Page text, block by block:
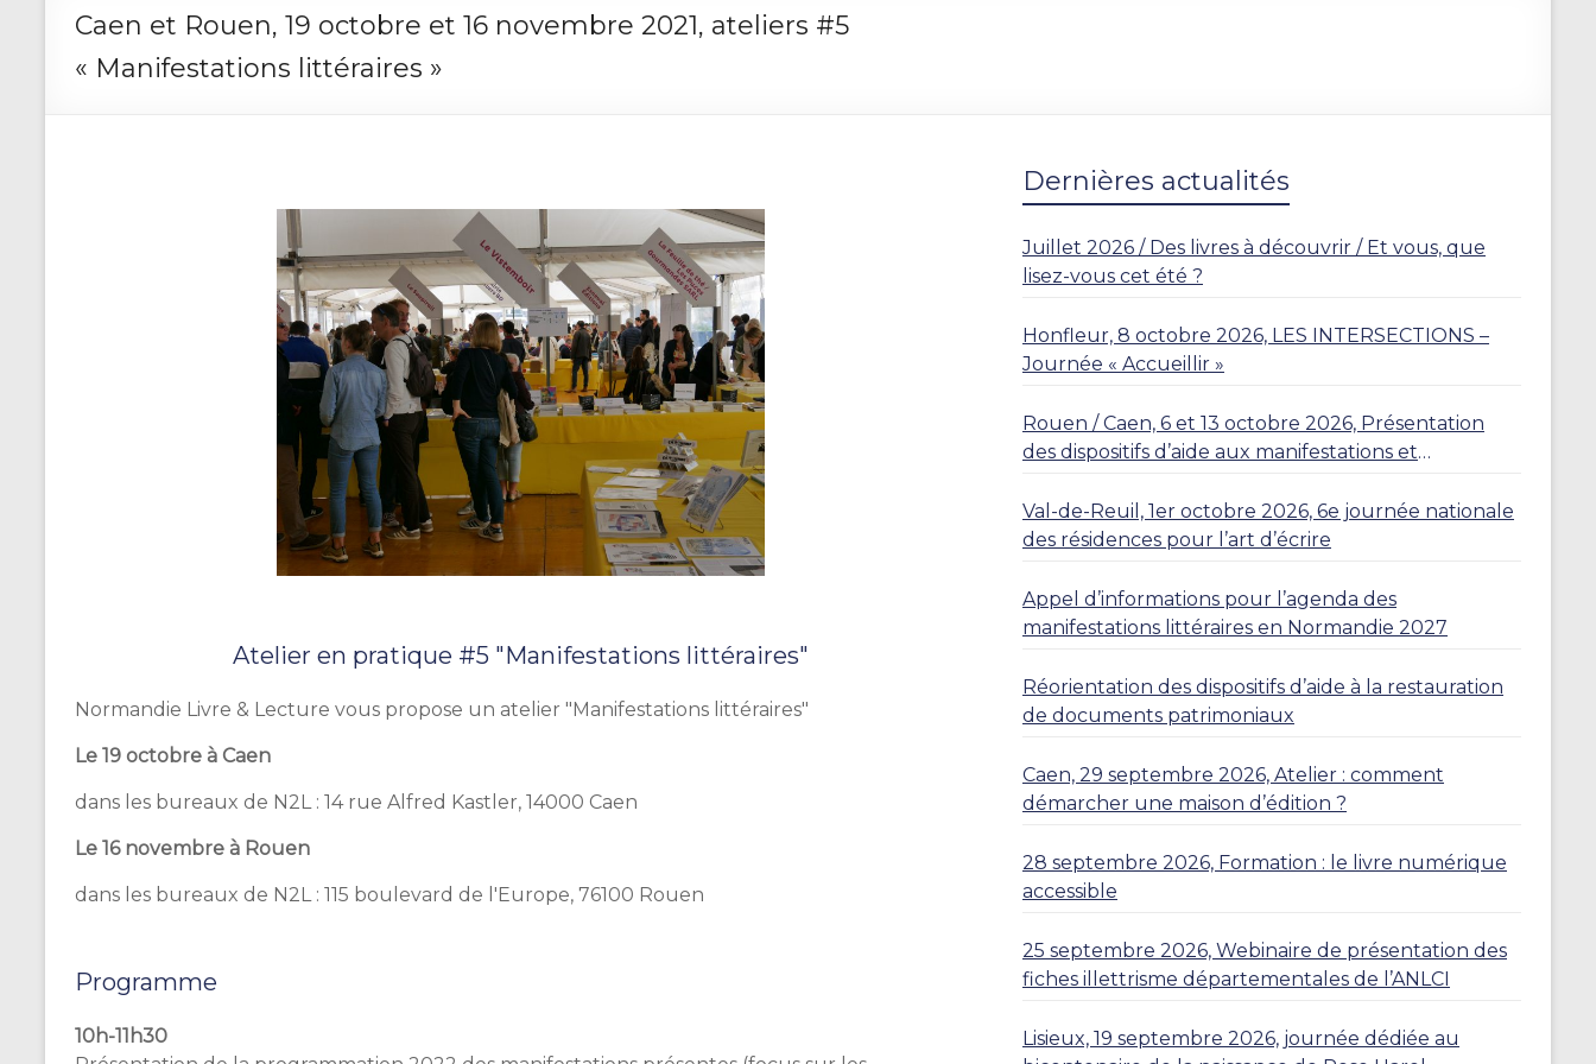
Caen et Rouen, 19 octobre et 16 novembre 2021, ateliers #5
« Manifestations littéraires »
Atelier en pratique #5 "Manifestations littéraires"
Normandie Livre & Lecture vous propose un atelier "Manifestations littéraires"
Le 19 octobre à Caen
dans les bureaux de N2L : 14 rue Alfred Kastler, 14000 Caen
Le 16 novembre à Rouen
dans les bureaux de N2L : 115 boulevard de l'Europe, 76100 Rouen
Programme
10h-11h30
Dernières actualités
Juillet 2026 / Des livres à découvrir / Et vous, que
lisez-vous cet été ?
Honfleur, 8 octobre 2026, LES INTERSECTIONS –
Journée « Accueillir »
Rouen / Caen, 6 et 13 octobre 2026, Présentation
des dispositifs d’aide aux manifestations et
Val-de-Reuil, 1er octobre 2026, 6e journée nationale
des résidences pour l’art d’écrire
Appel d’informations pour l’agenda des
manifestations littéraires en Normandie 2027
Réorientation des dispositifs d’aide à la restauration
de documents patrimoniaux
Caen, 29 septembre 2026, Atelier : comment
démarcher une maison d’édition ?
28 septembre 2026, Formation : le livre numérique
accessible
25 septembre 2026, Webinaire de présentation des
fiches illettrisme départementales de l’ANLCI
Lisieux, 19 septembre 2026, journée dédiée au